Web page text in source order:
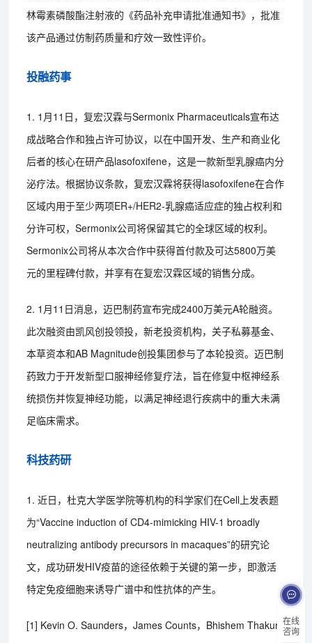
在线
咨询
林霉素磷酸酯注射液的《药品补充申请批准通知书》，批准
该产品通过仿制药质量和疗效一致性评价。
投融药事
1. 1月11日，复宏汉霖与Sermonix Pharmaceuticals宣布达
成战略合作和独占许可协议，以在中国开发、生产和商业化
后者的核心在研产品lasofoxifene，这是一款新型乳腺癌内分
泌疗法。根据协议条款，复宏汉霖将获得lasofoxifene在合作
区域内用于至少两项ER+/HER2-乳腺癌适应症的独占权利和
分许可权，Sermonix公司将保留其它的全球区域的权利。
Sermonix公司将从本次合作中获得首付款及可达5800万美
元的里程碑付款，并享有在复宏汉霖区域的销售分成。
2. 1月11日消息，迈巴制药宣布完成2400万美元A轮融资。
此次融资由凯风创投领投，新老投资机构，关子私募基金、
本草资本和AB Magnitude创投集团参与了本轮投资。迈巴制
药致力于开发新型口服神经修复疗法，旨在修复中枢神经系
统损伤并恢复神经功能，以满足神经退行疾病中的重大未满
足临床需求。
科技药研
1. 近日，杜克大学医学院等机构的科学家们在Cell上发表题
为“Vaccine induction of CD4-mimicking HIV-1 broadly
neutralizing antibody precursors in macaques”的研究论
文，成功研发HIV疫苗的途径依赖于关键的第一步，即激活
特定免疫细胞来诱导广谱中和性抗体的产生。
[1] Kevin O. Saunders，James Counts，Bhishem Thakur,